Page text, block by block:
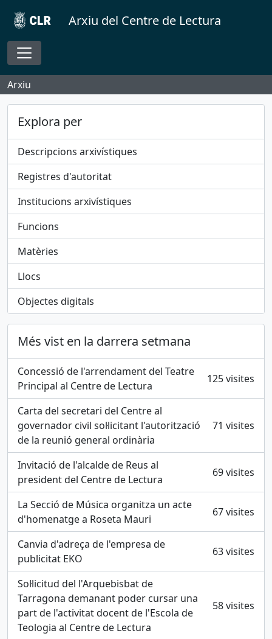
Skip to main content
Arxiu del Centre de Lectura
Toggle navigation
Arxiu
Explora per
Descripcions arxivístiques
Registres d'autoritat
Institucions arxivístiques
Funcions
Matèries
Llocs
Objectes digitals
Més vist en la darrera setmana
Concessió de l'arrendament del Teatre
Principal al Centre de Lectura
125 visites
Carta del secretari del Centre al
governador civil sol·licitant l'autorització
de la reunió general ordinària
71 visites
Invitació de l'alcalde de Reus al
president del Centre de Lectura
69 visites
La Secció de Música organitza un acte
d'homenatge a Roseta Mauri
67 visites
Canvia d'adreça de l'empresa de
publicitat EKO
63 visites
Sol·licitud del l'Arquebisbat de
Tarragona demanant poder cursar una
part de l'activitat docent de l'Escola de
Teologia al Centre de Lectura
58 visites